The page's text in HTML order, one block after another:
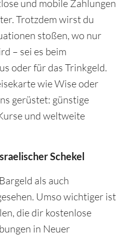
und mobile Zahlungen
Trotzdem wirst du
stoßen, wo nur
– sei es beim
oder für das Trinkgeld.
wie Wise oder
gerüstet: günstige
und weltweite
Schekel
als auch
Umso wichtiger ist
die dir kostenlose
in Neuer